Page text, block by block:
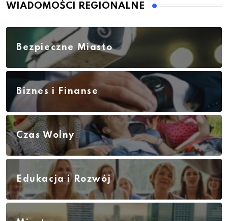
WIADOMOŚCI REGIONALNE
Bezpieczne Miasto
Biznes i Finanse
Czas Wolny
Edukacja i Rozwój